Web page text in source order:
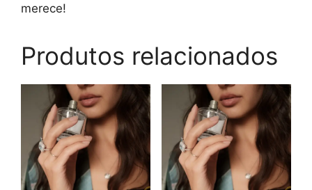
merece!
Produtos relacionados